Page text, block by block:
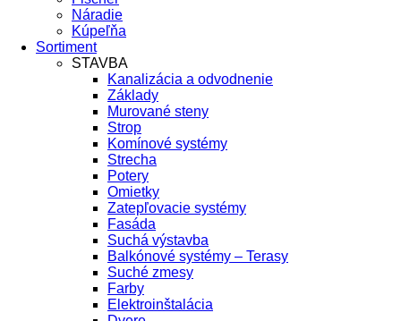
Náradie
Kúpeľňa
Sortiment
STAVBA
Kanalizácia a odvodnenie
Základy
Murované steny
Strop
Komínové systémy
Strecha
Potery
Omietky
Zatepľovacie systémy
Fasáda
Suchá výstavba
Balkónové systémy – Terasy
Suché zmesy
Farby
Elektroinštalácia